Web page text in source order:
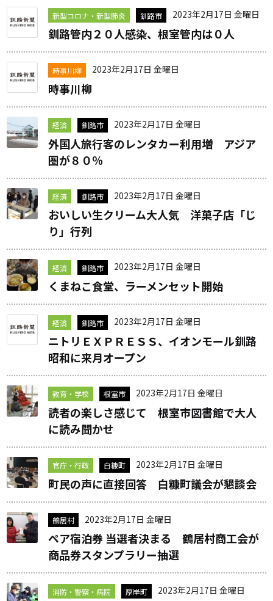
新型コロナ・新型肺炎 釧路市 2023年2月17日 金曜日
釧路管内２０人感染、根室管内は０人
時事川柳 2023年2月17日 金曜日
時事川柳
経済 釧路市 2023年2月17日 金曜日
外国人旅行客のレンタカー利用増 アジア
圏が８０％
経済 釧路市 2023年2月17日 金曜日
おいしい生クリーム大人気 洋菓子店「じ
り」行列
経済 釧路市 2023年2月17日 金曜日
くまねこ食堂、ラーメンセット開始
経済 釧路市 2023年2月17日 金曜日
ニトリＥＸＰＲＥＳＳ、イオンモール釧路
昭和に来月オープン
教育・学校 根室市 2023年2月17日 金曜日
読者の楽しさ感じて 根室市図書館で大人
に読み聞かせ
官庁・行政 白糠町 2023年2月17日 金曜日
町民の声に直接回答 白糠町議会が懇談会
鶴居村 2023年2月17日 金曜日
ペア宿泊券 当選者決まる 鶴居村商工会が
商品券スタンプラリー抽選
消防・警察・病院 厚岸町 2023年2月17日 金曜日